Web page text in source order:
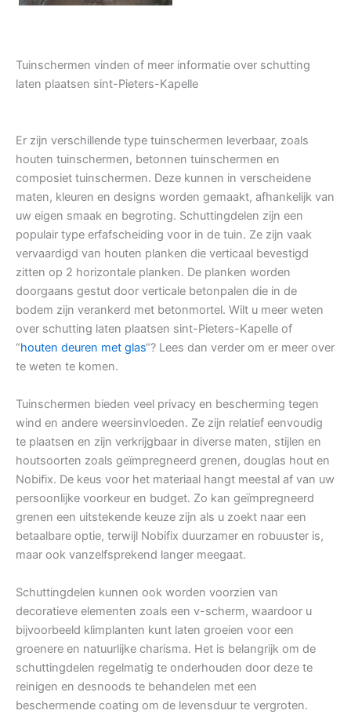
Tuinschermen vinden of meer informatie over schutting
laten plaatsen sint-Pieters-Kapelle
Er zijn verschillende type tuinschermen leverbaar, zoals
houten tuinschermen, betonnen tuinschermen en
composiet tuinschermen. Deze kunnen in verscheidene
maten, kleuren en designs worden gemaakt, afhankelijk van
uw eigen smaak en begroting. Schuttingdelen zijn een
populair type erfafscheiding voor in de tuin. Ze zijn vaak
vervaardigd van houten planken die verticaal bevestigd
zitten op 2 horizontale planken. De planken worden
doorgaans gestut door verticale betonpalen die in de
bodem zijn verankerd met betonmortel. Wilt u meer weten
over schutting laten plaatsen sint-Pieters-Kapelle of
“houten deuren met glas“? Lees dan verder om er meer over
te weten te komen.
Tuinschermen bieden veel privacy en bescherming tegen
wind en andere weersinvloeden. Ze zijn relatief eenvoudig
te plaatsen en zijn verkrijgbaar in diverse maten, stijlen en
houtsoorten zoals geïmpregneerd grenen, douglas hout en
Nobifix. De keus voor het materiaal hangt meestal af van uw
persoonlijke voorkeur en budget. Zo kan geïmpregneerd
grenen een uitstekende keuze zijn als u zoekt naar een
betaalbare optie, terwijl Nobifix duurzamer en robuuster is,
maar ook vanzelfsprekend langer meegaat.
Schuttingdelen kunnen ook worden voorzien van
decoratieve elementen zoals een v-scherm, waardoor u
bijvoorbeeld klimplanten kunt laten groeien voor een
groenere en natuurlijke charisma. Het is belangrijk om de
schuttingdelen regelmatig te onderhouden door deze te
reinigen en desnoods te behandelen met een
beschermende coating om de levensduur te vergroten.